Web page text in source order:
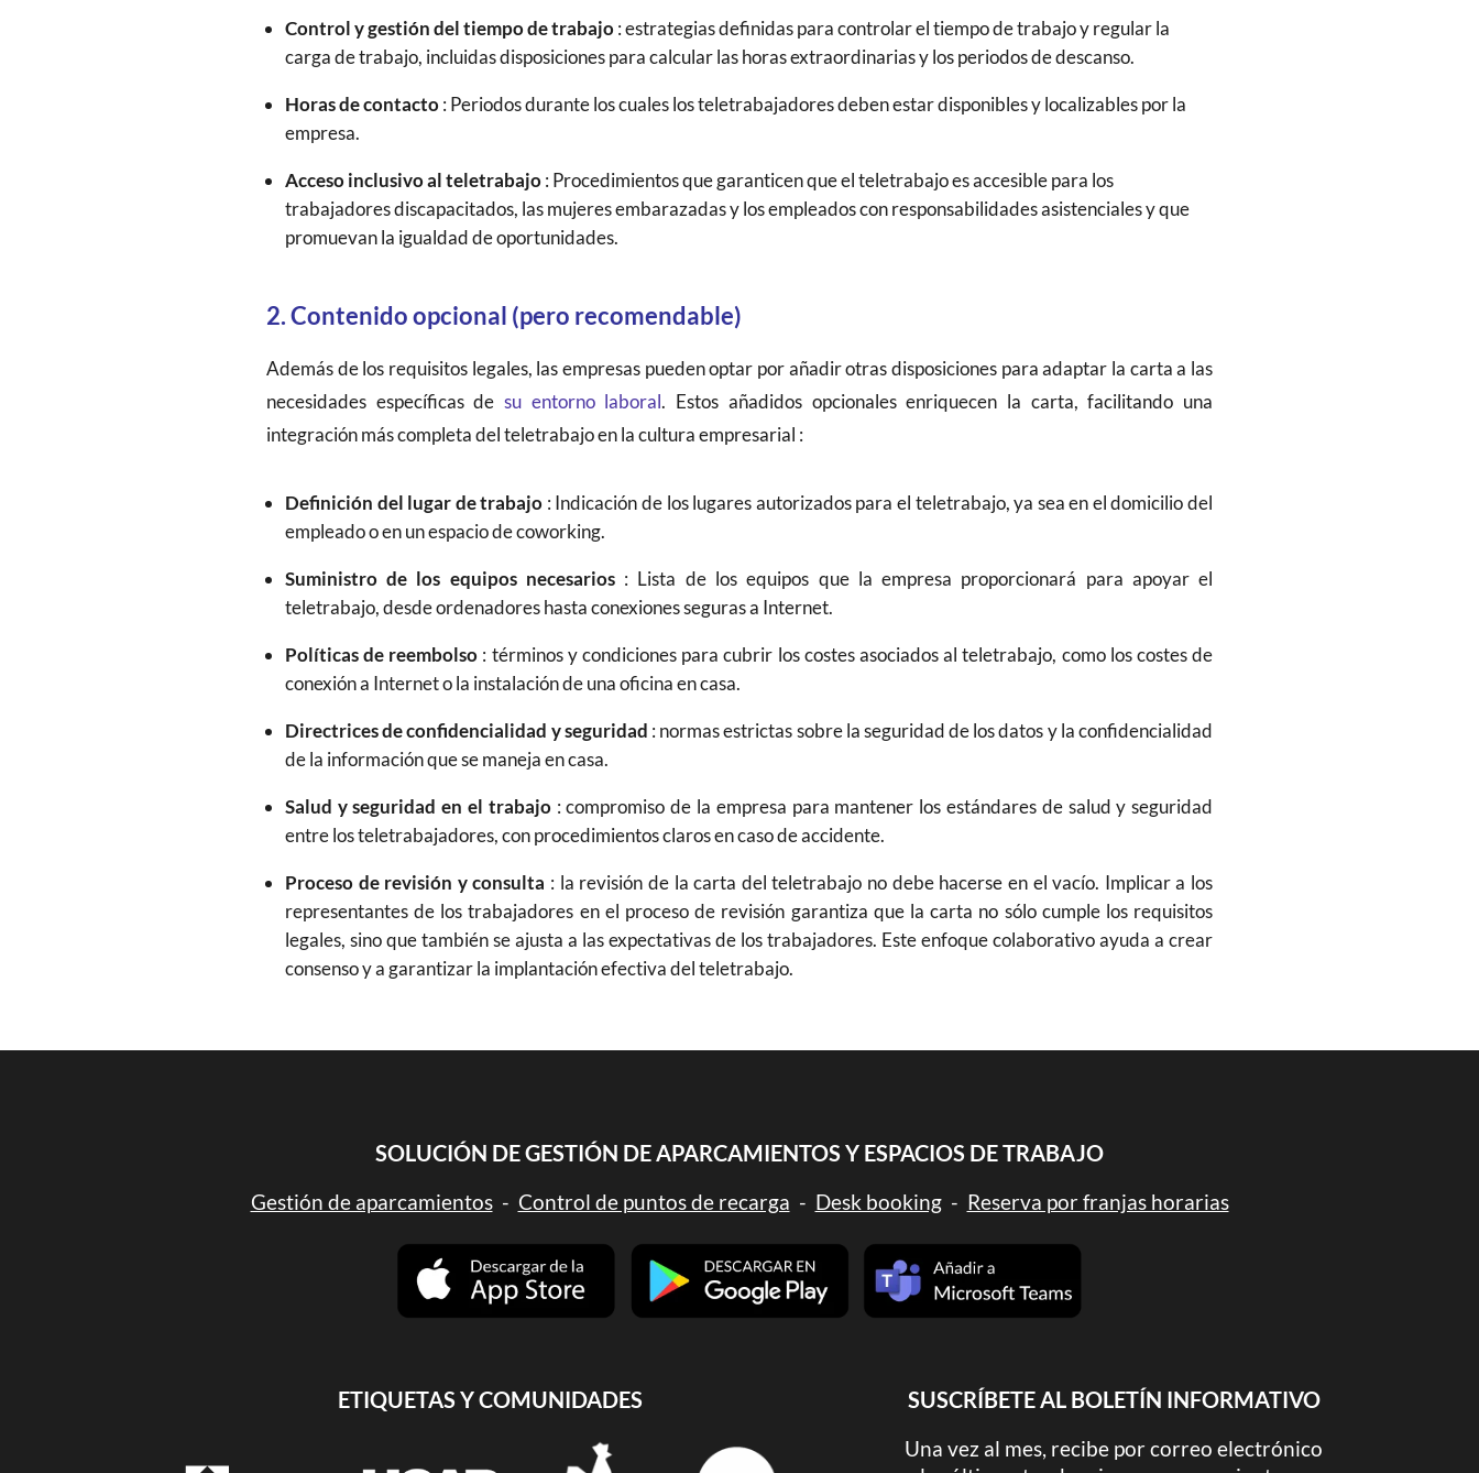
Control y gestión del tiempo de trabajo: estrategias definidas para controlar el tiempo de trabajo y regular la
carga de trabajo, incluidas disposiciones para calcular las horas extraordinarias y los periodos de descanso.
Horas de contacto: Periodos durante los cuales los teletrabajadores deben estar disponibles y localizables por la
empresa.
Acceso inclusivo al teletrabajo: Procedimientos que garanticen que el teletrabajo es accesible para los
trabajadores discapacitados, las mujeres embarazadas y los empleados con responsabilidades asistenciales y que
promuevan la igualdad de oportunidades.
2. Contenido opcional (pero recomendable)
Además de los requisitos legales, las empresas pueden optar por añadir otras disposiciones para adaptar la carta a las
necesidades específicas desu entorno laboral. Estos añadidos opcionales enriquecen la carta, facilitando una
integración más completa del teletrabajo en la cultura empresarial :
Definición del lugar de trabajo : Indicación de los lugares autorizados para el teletrabajo, ya sea en el domicilio del
empleado o en un espacio de coworking.
Suministro de los equipos necesarios: Lista de los equipos que la empresa proporcionará para apoyar el
teletrabajo, desde ordenadores hasta conexiones seguras a Internet.
Políticas de reembolso : términos y condiciones para cubrir los costes asociados al teletrabajo, como los costes de
conexión a Internet o la instalación de una oficina en casa.
Directrices de confidencialidad y seguridad : normas estrictas sobre la seguridad de los datos y la confidencialidad
de la información que se maneja en casa.
Salud y seguridad en el trabajo: compromiso de la empresa para mantener los estándares de salud y seguridad
entre los teletrabajadores, con procedimientos claros en caso de accidente.
Proceso de revisión y consulta : la revisión de la carta del teletrabajo no debe hacerse en el vacío. Implicar a los
representantes de los trabajadores en el proceso de revisión garantiza que la carta no sólo cumple los requisitos
legales, sino que también se ajusta a las expectativas de los trabajadores. Este enfoque colaborativo ayuda a crear
consenso y a garantizar la implantación efectiva del teletrabajo.
SOLUCIÓN DE GESTIÓN DE APARCAMIENTOS Y ESPACIOS DE TRABAJO
Gestión de aparcamientos- Control de puntos de recarga - Desk booking- Reserva por franjas horarias
ETIQUETAS Y COMUNIDADES SUSCRÍBETE AL BOLETÍN INFORMATIVO
Una vez al mes, recibe por correo electrónico